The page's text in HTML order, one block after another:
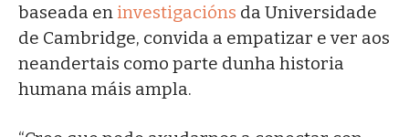
baseada en investigacións da Universidade
de Cambridge, convida a empatizar e ver aos
neandertais como parte dunha historia
humana máis ampla.